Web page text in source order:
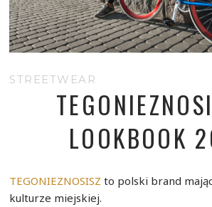
STREETWEAR
LOOKBOOK
TEGONIEZNOSISZ to polski brand
kulturze miejskiej.